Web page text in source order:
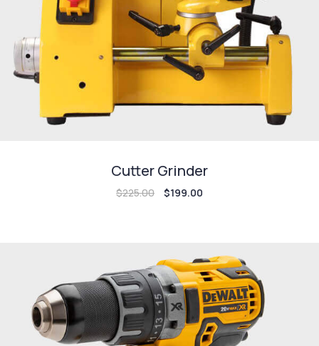
Cutter Grinder
$225.00 $199.00